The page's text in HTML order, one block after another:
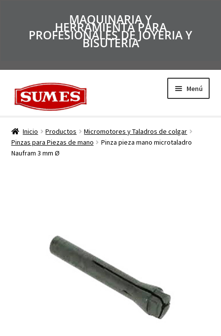
MAQUINARIA Y
HERRAMIENTA PARA
PROFESIONALES DE JOYERIA Y
BISUTERIA
Menú
Productos
Mi cuenta
Inicio Productos
Micromotores y Taladros de colgar
Pinzas para Piezas de mano
Pinza pieza mano microtaladro
Naufram 3 mm Ø